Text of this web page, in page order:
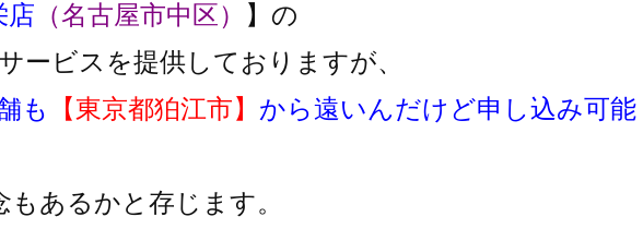
店 （名古屋市中区）
】の
ービスを提供しておりますが、
も
【東京都狛江市】 から遠いんだけど申し込み可能
もあるかと存じます。